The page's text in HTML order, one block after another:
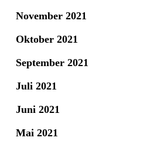
November 2021
Oktober 2021
September 2021
Juli 2021
Juni 2021
Mai 2021